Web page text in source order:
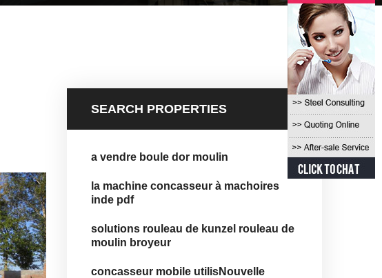
SEARCH PROPERTIES
a vendre boule dor moulin
la machine concasseur à machoires
inde pdf
solutions rouleau de kunzel rouleau de
moulin broyeur
concasseur mobile utilisNouvelle